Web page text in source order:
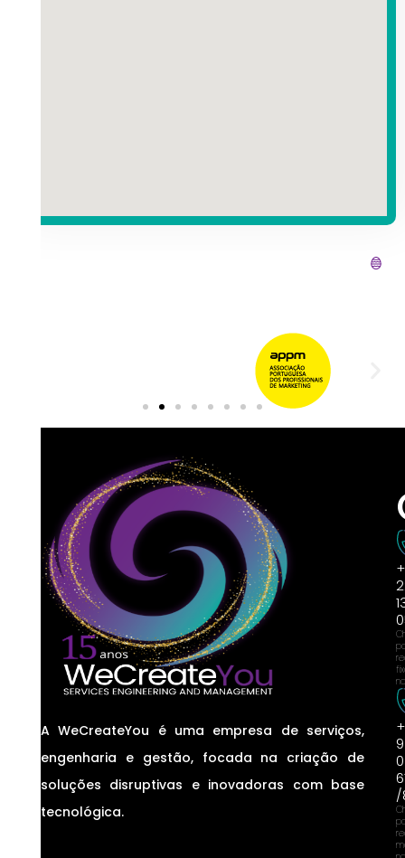
A WeCreateYou é uma empresa de serviços,
engenharia e gestão, focada na criação de
soluções disruptivas e inovadoras com base
tecnológica.
/